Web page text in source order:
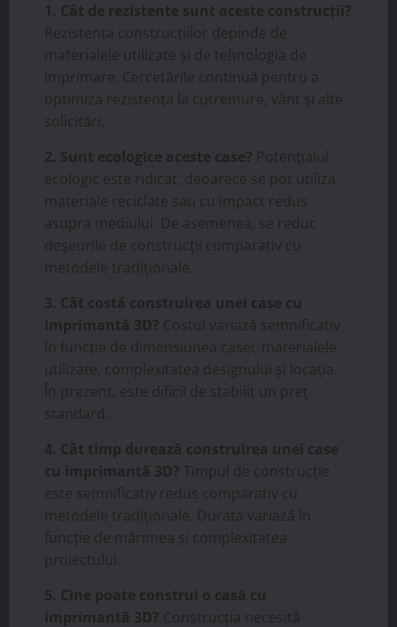
1. Cât de rezistente sunt aceste construcții?
Rezistența construcțiilor depinde de
materialele utilizate și de tehnologia de
imprimare. Cercetările continuă pentru a
optimiza rezistența la cutremure, vânt și alte
solicitări.
2. Sunt ecologice aceste case? Potențialul
ecologic este ridicat, deoarece se pot utiliza
materiale reciclate sau cu impact redus
asupra mediului. De asemenea, se reduc
deșeurile de construcții comparativ cu
metodele tradiționale.
3. Cât costă construirea unei case cu
imprimantă 3D? Costul variază semnificativ
în funcție de dimensiunea casei, materialele
utilizate, complexitatea designului și locația.
În prezent, este dificil de stabilit un preț
standard.
4. Cât timp durează construirea unei case
cu imprimantă 3D? Timpul de construcție
este semnificativ redus comparativ cu
metodele tradiționale. Durata variază în
funcție de mărimea și complexitatea
proiectului.
5. Cine poate construi o casă cu
imprimantă 3D? Construcția necesită